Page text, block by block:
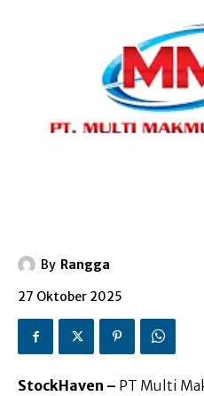
By Rangga
27 Oktober 2025
StockHaven – PT Multi